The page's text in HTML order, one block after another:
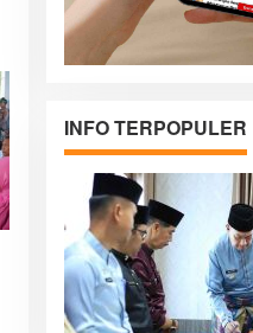
INFO TERPOPULER